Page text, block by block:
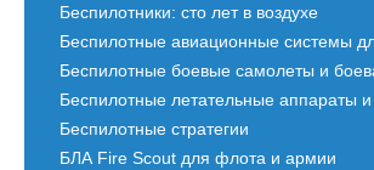
Беспилотники: сто лет в воздухе
Беспилотные авиационные системы
Беспилотные боевые самолеты и
Беспилотные летательные аппараты и
Беспилотные стратегии
БЛА Fire Scout для флота и армии